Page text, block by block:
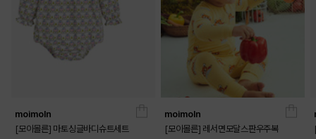
moimoln
[모이몰른] 마토싱글바디슈트세트
moimoln
[모이몰른] 레서면모달스판우주복